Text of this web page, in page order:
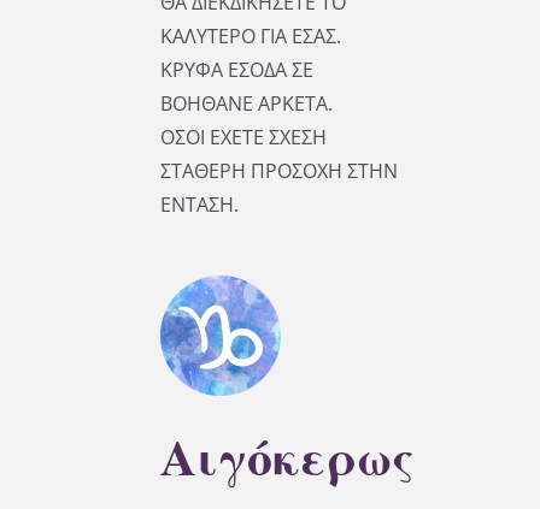
ΚΑΛΥΤΕΡΟ ΓΙΑ ΕΣΑΣ.
ΚΡΥΦΑ ΕΣΟΔΑ ΣΕ
ΒΟΗΘΑΝΕ ΑΡΚΕΤΑ.
ΟΣΟΙ ΕΧΕΤΕ ΣΧΕΣΗ
ΣΤΑΘΕΡΗ ΠΡΟΣΟΧΗ ΣΤΗΝ
ΕΝΤΑΣΗ.
Αιγόκερως